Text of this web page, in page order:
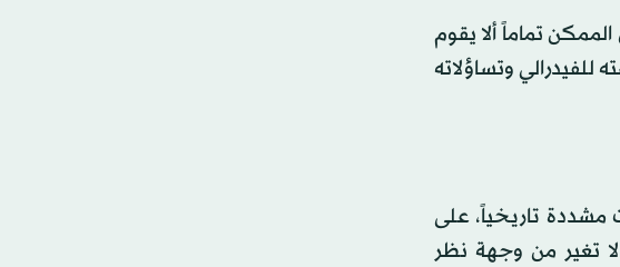
تماماً ألا يقوم
وتساؤلاته
مشددة تاريخياً، على
تغير من وجهة نظر